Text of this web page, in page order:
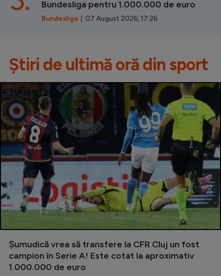
Bundesliga pentru 1.000.000 de euro
Bundesliga | 07 August 2026, 17:26
Știri de ultimă oră din sport
Șumudică vrea să transfere la CFR Cluj un fost
campion în Serie A! Este cotat la aproximativ
1.000.000 de euro